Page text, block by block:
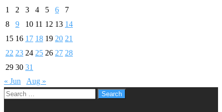
1
2 3 4 5 6
7
8
9 10 11 12 13 14
15 16 17 18 19 20 21
22 23 24 25 26 27 28
29 30 31
« Jun
Aug »
Search